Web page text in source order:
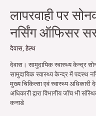
लापरवाही पर
नर्सिंग ऑफिसर
देवास,हेल्थ
देवास। सामुदायिक स्वास्थ्य केन्द्र
सामुदायिक स्वास्थ्य केन्द्र में पदस्थ
मुख्य चिकित्सा एवं स्वास्थ्य अधिकारी
अधिकारी द्वारा विभागीय जाॅच भी
कनाडे